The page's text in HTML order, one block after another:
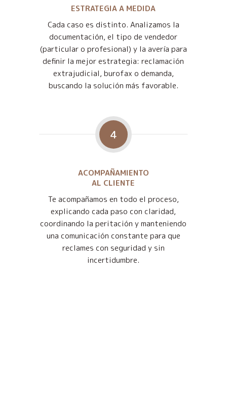
ESTRATEGIA A MEDIDA
Cada caso es distinto. Analizamos la
documentación, el tipo de vendedor
(particular o profesional) y la avería para
definir la mejor estrategia: reclamación
extrajudicial, burofax o demanda,
buscando la solución más favorable.
4
ACOMPAÑAMIENTO
AL CLIENTE
Te acompañamos en todo el proceso,
explicando cada paso con claridad,
coordinando la peritación y manteniendo
una comunicación constante para que
reclames con seguridad y sin
incertidumbre.